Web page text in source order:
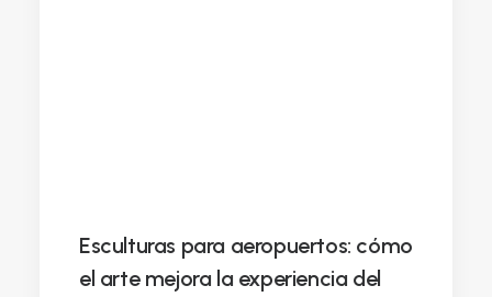
Esculturas para aeropuertos: cómo
el arte mejora la experiencia del